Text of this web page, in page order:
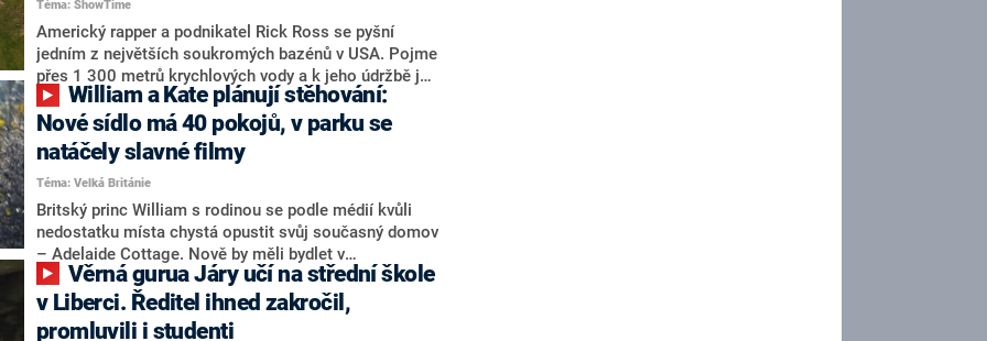
Téma: ShowTime
Americký rapper a podnikatel Rick Ross se pyšní
jedním z největších soukromých bazénů v USA. Pojme
přes 1 300 metrů krychlových vody a k jeho údržbě je
zapotřebí celý tým specialistů. V rozhovoru pro stanici
CNN se Ross rozpovídal také o impozantním sídle
nedaleko Atlanty, jehož součástí obrovský bazén je.
Nové sídlo má 40 pokojů, v parku se
natáčely slavné filmy
Téma: Velká Británie
Britský princ William s rodinou se podle médií kvůli
nedostatku místa chystá opustit svůj současný domov
– Adelaide Cottage. Nově by měli bydlet v
impozantním sídle Fort Belvedere uprostřed parku, kde
se natáčela i řada slavných filmů a seriálů.
v Liberci. Ředitel ihned zakročil,
promluvili i studenti